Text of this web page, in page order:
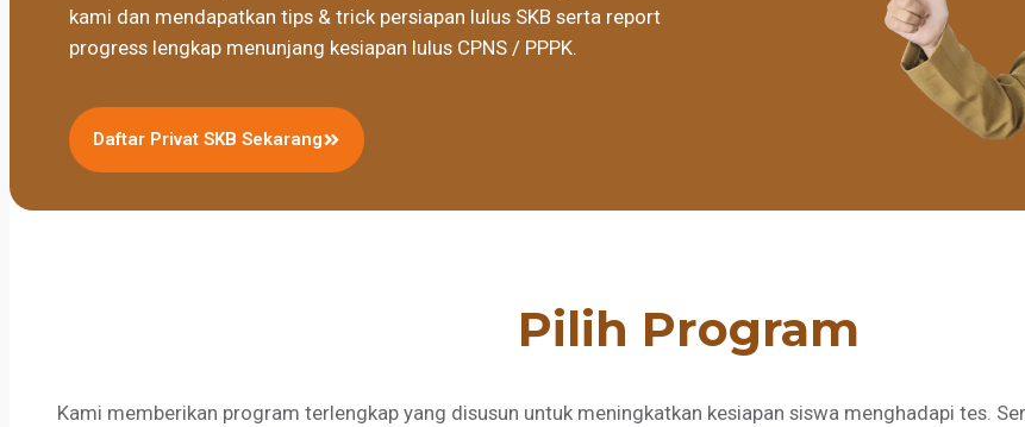
kami dan mendapatkan tips & trick persiapan lulus SKB serta report
progress lengkap menunjang kesiapan lulus CPNS / PPPK.
Daftar Privat SKB Sekarang
Pilih Program
Kami memberikan program terlengkap yang disusun untuk meningkatkan kesiapan siswa menghadapi tes.